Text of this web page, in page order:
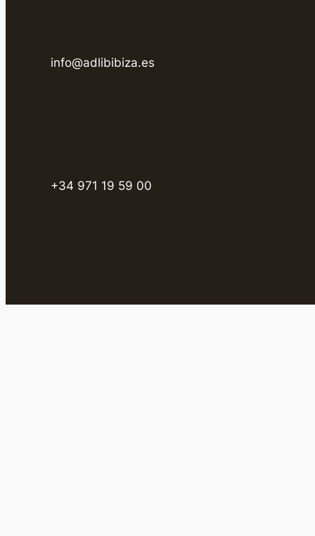
info@adlibibiza.es
+34 971 19 59 00